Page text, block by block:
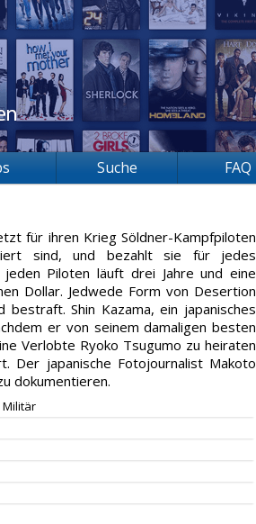
Suche FAQ
für ihren Krieg Söldner-Kampfpiloten
sind, und bezahlt sie für jedes
Piloten läuft drei Jahre und eine
Dollar. Jedwede Form von Desertion
Shin Kazama, ein japanisches
er von seinem damaligen besten
Verlobte Ryoko Tsugumo zu heiraten
Der japanische Fotojournalist Makoto
dokumentieren.
Militär